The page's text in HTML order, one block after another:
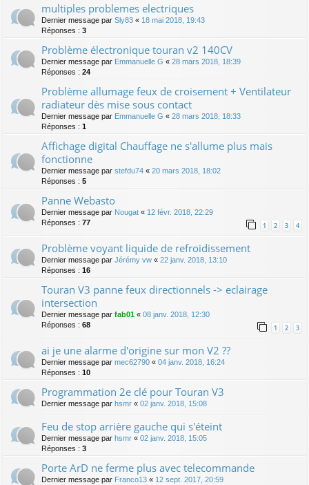
multiples problemes electriques
Dernier message par Sly83 « 18 mai 2018, 19:43
Réponses : 3
Problème électronique touran v2 140CV
Dernier message par Emmanuelle G « 28 mars 2018, 18:39
Réponses : 24
Problème allumage feux de croisement + Ventilateur
radiateur dès mise sous contact
Dernier message par Emmanuelle G « 28 mars 2018, 18:33
Réponses : 1
Affichage digital Chauffage ne s'allume plus mais
fonctionne
Dernier message par stefdu74 « 20 mars 2018, 18:02
Réponses : 5
Panne Webasto
Dernier message par Nougat « 12 févr. 2018, 22:29
Réponses : 77 1 2 3 4
Problème voyant liquide de refroidissement
Dernier message par Jérémy vw « 22 janv. 2018, 13:10
Réponses : 16
Touran V3 panne feux directionnels -> eclairage
intersection
Dernier message par fab01 « 08 janv. 2018, 12:30
Réponses : 68 1 2 3
ai je une alarme d'origine sur mon V2 ??
Dernier message par mec62790 « 04 janv. 2018, 16:24
Réponses : 10
Programmation 2e clé pour Touran V3
Dernier message par hsmr « 02 janv. 2018, 15:08
Feu de stop arrière gauche qui s'éteint
Dernier message par hsmr « 02 janv. 2018, 15:05
Réponses : 3
Porte ArD ne ferme plus avec telecommande
Dernier message par Franco13 « 12 sept. 2017, 20:59